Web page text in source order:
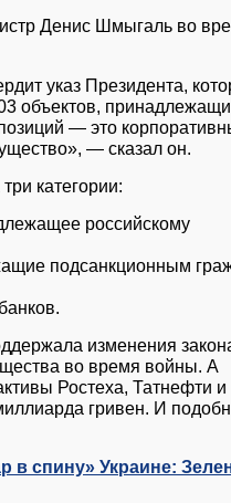
Денис Шмыгаль во
указ Президента,
объектов,
— это
— сказал он.
категории:
российскому
подсанкционным
изменения
во время войны. А
Ростеха, Татнефти и
гривен. И
в спину» Украине: